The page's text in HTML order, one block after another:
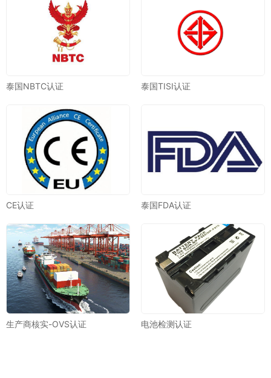
泰国NBTC认证 泰国TISI认证
CE认证 泰国FDA认证
生产商核实-OVS认证 电池检测认证